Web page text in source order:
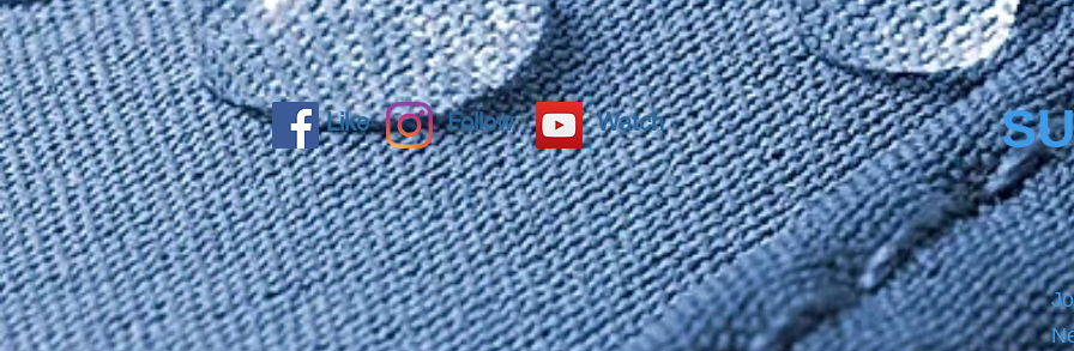
Like Follow Watch